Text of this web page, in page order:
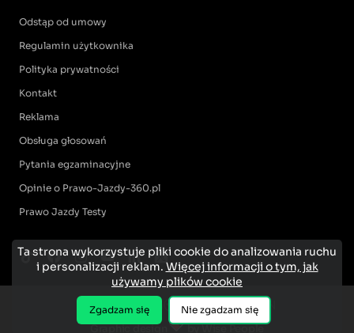
Odstąp od umowy
Regulamin użytkownika
Polityka prywatności
Kontakt
Reklama
Obsługa głosowań
Pytania egzaminacyjne
Opinie o Prawo-Jazdy-360.pl
Prawo Jazdy Testy
Graphic design by Wise People
Ta strona wykorzystuje pliki cookie do analizowania ruchu
i personalizacji reklam. Więcej informacji o tym, jak
używamy plików cookie
Zgadzam się Nie zgadzam się